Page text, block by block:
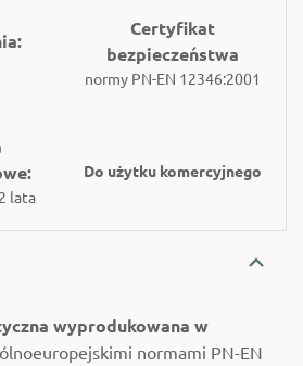
Certyfikat
bezpieczeństwa
normy PN-EN 12346:2001
lata
Do użytku komercyjnego
wyprodukowana w
normami PN-EN